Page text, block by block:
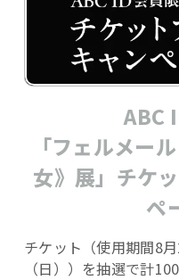
ABC
「フェルメー
女》展」チケ
ペ
チケット（使用期間8
（日））を抽選で計